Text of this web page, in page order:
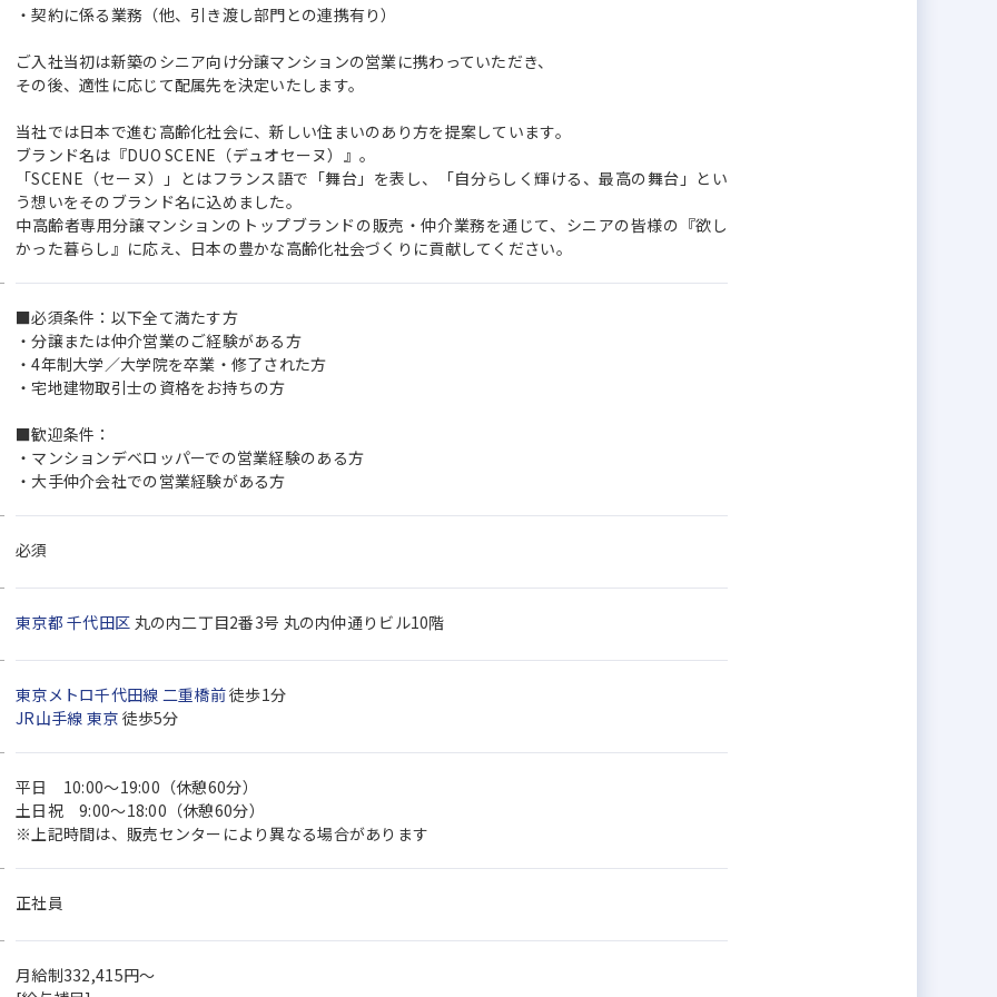
・契約に係る業務（他、引き渡し部門との連携有り）
ご入社当初は新築のシニア向け分譲マンションの営業に携わっていただき、
その後、適性に応じて配属先を決定いたします。
当社では日本で進む高齢化社会に、新しい住まいのあり方を提案しています。
ブランド名は『DUO SCENE（デュオセーヌ）』。
「SCENE（セーヌ）」とはフランス語で「舞台」を表し、「自分らしく輝ける、最高の舞台」とい
う想いをそのブランド名に込めました。
中高齢者専用分譲マンションのトップブランドの販売・仲介業務を通じて、シニアの皆様の『欲し
かった暮らし』に応え、日本の豊かな高齢化社会づくりに貢献してください。
■必須条件：以下全て満たす方
・分譲または仲介営業のご経験がある方
・4年制大学／大学院を卒業・修了された方
・宅地建物取引士の資格をお持ちの方
■歓迎条件：
・マンションデベロッパーでの営業経験のある方
・大手仲介会社での営業経験がある方
必須
東京都 千代田区 丸の内二丁目2番3号 丸の内仲通りビル10階
東京メトロ千代田線 二重橋前徒歩1分
JR山手線 東京 徒歩5分
平日 10:00〜19:00（休憩60分）
土日祝 9:00～18:00（休憩60分）
※上記時間は、販売センターにより異なる場合があります
正社員
月給制332,415円～